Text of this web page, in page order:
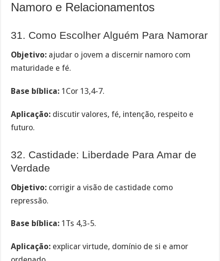
Namoro e Relacionamentos
31. Como Escolher Alguém Para Namorar
Objetivo: ajudar o jovem a discernir namoro com
maturidade e fé.
Base bíblica: 1Cor 13,4-7.
Aplicação: discutir valores, fé, intenção, respeito e
futuro.
32. Castidade: Liberdade Para Amar de
Verdade
Objetivo: corrigir a visão de castidade como
repressão.
Base bíblica: 1Ts 4,3-5.
Aplicação: explicar virtude, domínio de si e amor